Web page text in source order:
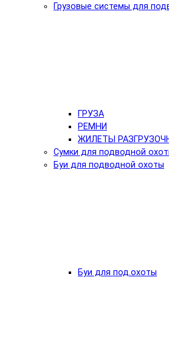
Грузовые системы для
ГРУЗА
РЕМНИ
ЖИЛЕТЫ
Сумки для подводной
Буи для подводной охоты
Буи для под.охоты